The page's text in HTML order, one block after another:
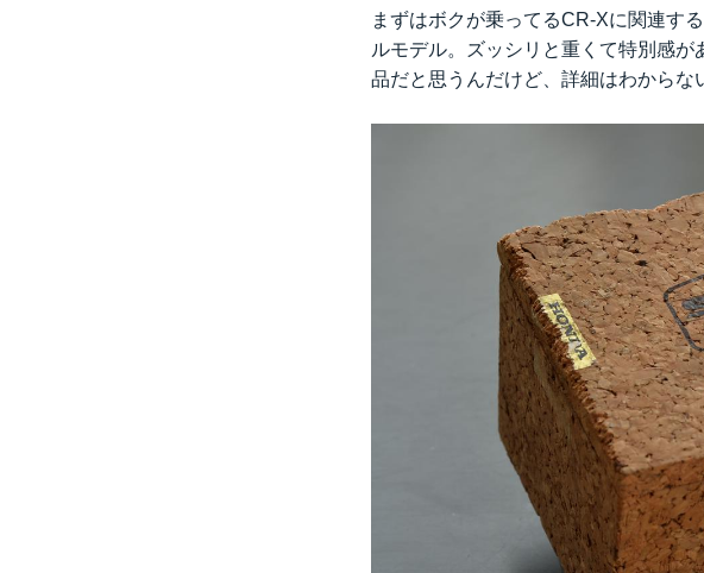
まずはボクが乗ってるCR-Xに関連す
ルモデル。ズッシリと重くて特別感
品だと思うんだけど、詳細はわからな